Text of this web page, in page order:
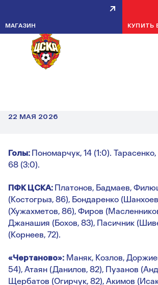
МАГАЗИН КУПИТЬ
МФЛ. ПФК ЦСКА –
НОВОСТИ МОЛОДЕЖКИ
22 МАЯ 2026
Голы: Пономарчук, 14 (1:0).
68 (3:0).
ПФК ЦСКА: Платонов, Бадмаев,
(Костогрыз, 86), Бондаренко
(Хужахметов, 86), Фиров
Джанашия (Бохов, 83), Пасичник
(Корнеев, 72).
«Чертаново»: Маняк, Козлов,
54), Атаян (Данилов, 82), Пузанов
Щербатов (Огирчук, 82), Акимов